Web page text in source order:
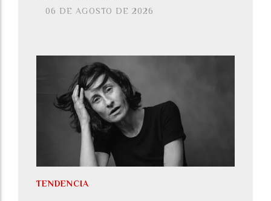
06 DE AGOSTO DE 2026
TENDENCIA